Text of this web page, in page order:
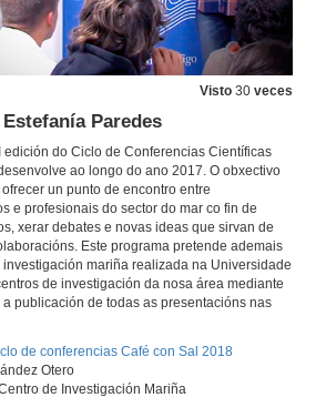
Visto 30 veces
Paredes
edición do Ciclo de Conferencias Científicas
ao longo do ano 2017. O obxectivo
un punto de encontro entre
e profesionais do sector do mar co fin de
xerar debates e novas ideas que sirvan de
Este programa pretende ademais
mariña realizada na Universidade
de investigación da nosa área mediante
publicación de todas as presentacións nas
de conferencias Café con Sal 2018
Otero
de Investigación Mariña
Colour Polymorphism in Littorina fabalis: an evolutionary perspective
14 de xuño de 2018
14 de xuño de 2018
Presentation of Rosa Ceinos
12 de xul. de 2018
Circadian clocks across multiple organs from Turbot
12 de xul. de 2018